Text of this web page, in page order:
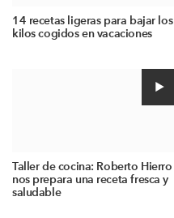
14 recetas ligeras para bajar los
kilos cogidos en vacaciones
Taller de cocina: Roberto Hierro
nos prepara una receta fresca y
saludable